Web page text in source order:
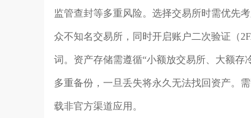
监管查封等多重风险。选择交易所时需优先
众不知名交易所，同时开启账户二次验证（
词。资产存储需遵循“小额放交易所、大额
多重备份，一旦丢失将永久无法找回资产。
载非官方渠道应用。